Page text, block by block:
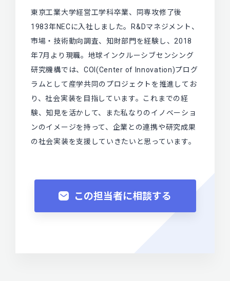
東京工業大学経営工学科卒業、同専攻修了後
1983年NECに入社しました。R&Dマネジメント、
市場・技術動向調査、知財部門を経験し、2018
年7月より現職。地球インクルーシブセンシング
研究機構では、COI(Center of Innovation)プログ
ラムとして産学共同のプロジェクトを推進してお
り、社会実装を目指しています。これまでの経
験、知見を活かして、また私なりのイノベーショ
ンのイメージを持って、企業との連携や研究成果
の社会実装を支援していきたいと思っています。
この担当者に相談する